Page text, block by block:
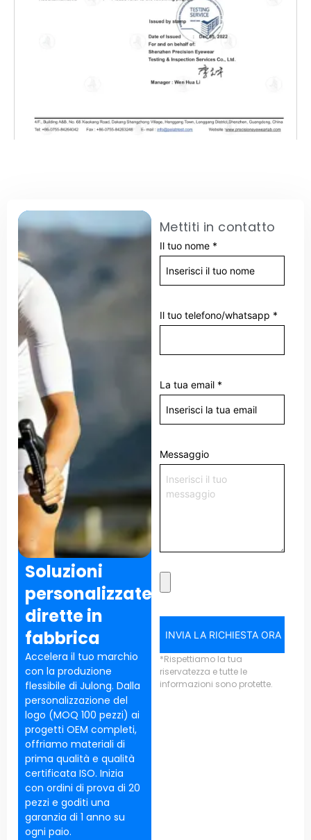
Mettiti in contatto
Il tuo nome *
Il tuo telefono/whatsapp *
La tua email *
Messaggio
INVIA LA RICHIESTA ORA
*Rispettiamo la tua
riservatezza e tutte le
informazioni sono protette.
Soluzioni
personalizzate
dirette in
fabbrica
Accelera il tuo marchio
con la produzione
flessibile di Julong. Dalla
personalizzazione del
logo (MOQ 100 pezzi) ai
progetti OEM completi,
offriamo materiali di
prima qualità e qualità
certificata ISO. Inizia
con ordini di prova di 20
pezzi e goditi una
garanzia di 1 anno su
ogni paio.